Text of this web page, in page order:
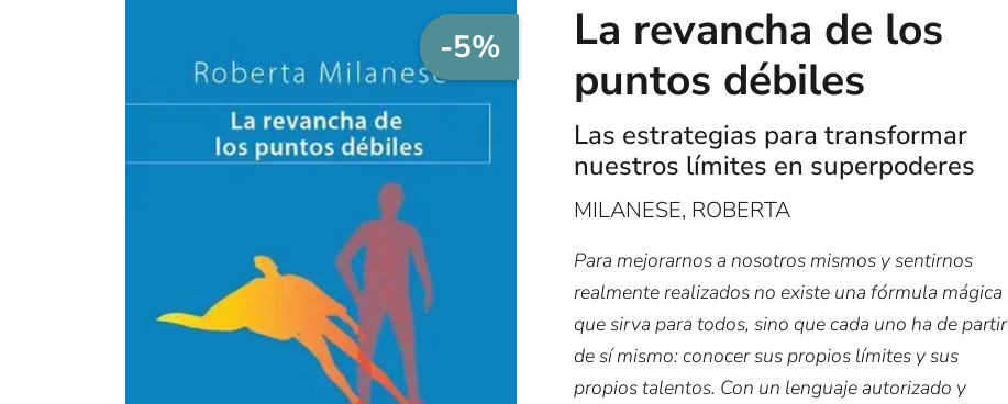
-5%
La revancha de los
puntos débiles
Las estrategias para transformar
nuestros límites en superpoderes
MILANESE, ROBERTA
Para mejorarnos a nosotros mismos y sentirnos
realmente realizados no existe una fórmula mágica
que sirva para todos, sino que cada uno ha de partir
de sí mismo: conocer sus propios límites y sus
propios talentos. Con un lenguaje autorizado y